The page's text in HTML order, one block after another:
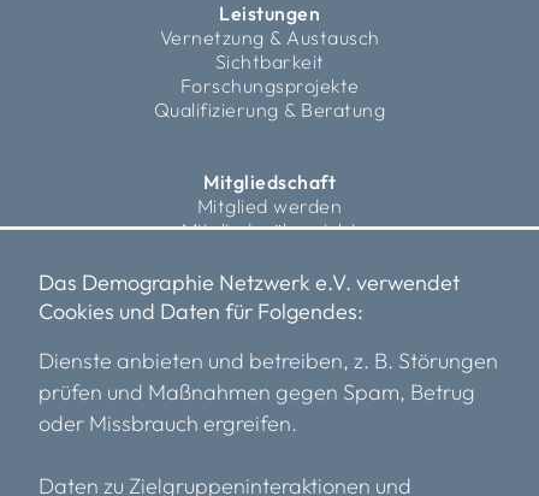
Leistungen
Vernetzung & Austausch
Sichtbarkeit
Forschungsprojekte
Qualifizierung & Beratung
Mitgliedschaft
Mitglied werden
Mitgliederübersicht
Über uns
Vorstand
Team
Transparenz
Einblicke
Das Demographie Netzwerk e.V. verwendet
Cookies und Daten für Folgendes:
Dienste anbieten und betreiben, z. B. Störungen
prüfen und Maßnahmen gegen Spam, Betrug
oder Missbrauch ergreifen.
Daten zu Zielgruppeninteraktionen und